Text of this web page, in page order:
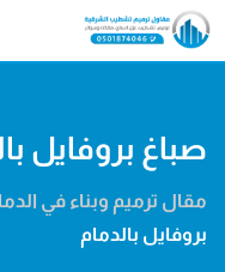
Skip
صباغ بروفايل
مقال ترميم وبناء في
بروفايل بالدمام